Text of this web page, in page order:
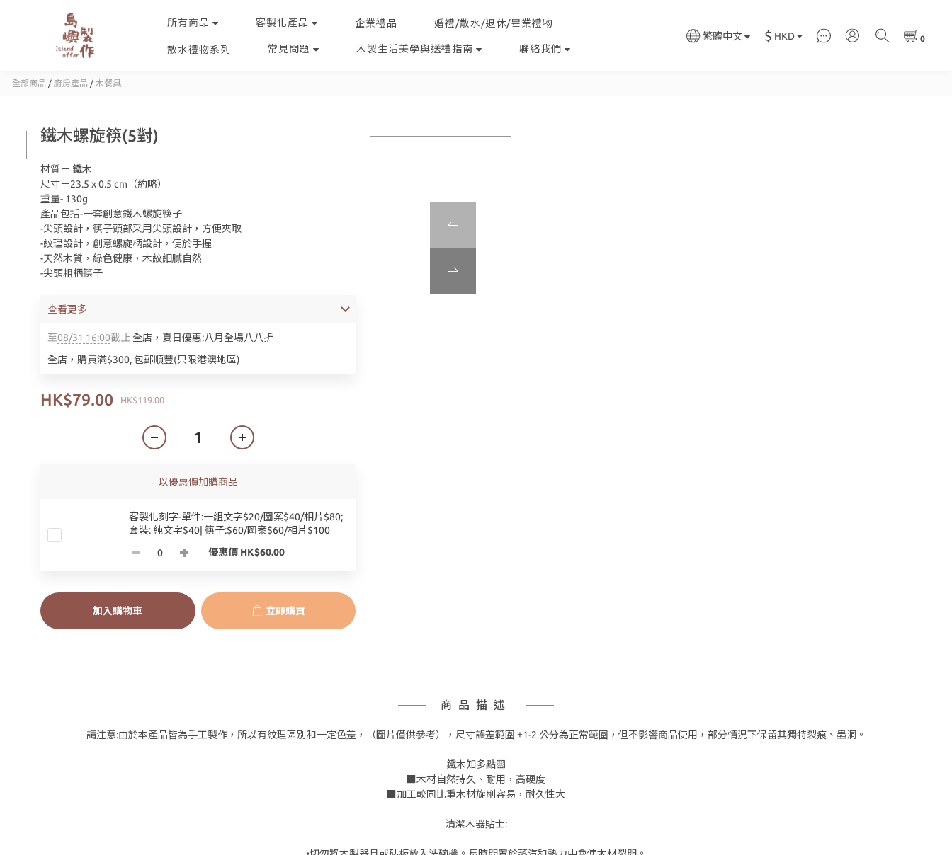
所有商品 客製化產品 企業禮品 婚禮/散水/退休/畢業禮物
散水禮物系列 常見問題 木製生活美學與送禮指南 聯絡我們
繁體中文 $ HKD
全部商品 / 廚房產品 / 木餐具
鐵木螺旋筷(5對)
材質－ 鐵木
尺寸－23.5 x 0.5 cm（約略）
重量- 130g
產品包括-一套創意鐵木螺旋筷子
-尖頭設計，筷子頭部采用尖頭設計，方便夾取
-紋理設計，創意螺旋柄設計，便於手握
-天然木質，綠色健康，木紋細膩自然
-尖頭粗柄筷子
至08/31 16:00截止全店，夏日優惠:八月全場八八折
全店，購買滿$300, 包郵順豐(只限港澳地區)
查看更多
HK$119.00
HK$79.00
以優惠價加購商品
客製化刻字-單件:一組文字$20/圖案$40/相片$80;
套裝: 純文字$40| 筷子:$60/圖案$60/相片$100
優惠價 HK$60.00
加入購物車 立即購買
商品描述
請注意:由於本產品皆為手工製作，所以有紋理區別和一定色差，（圖片僅供參考），尺寸誤差範圍 ±1-2 公分為正常範圍，但不影響商品使用，部分情況下保留其獨特裂痕、蟲洞。
鐵木知多點▧
■木材自然持久、耐用，高硬度
■加工較同比重木材旋削容易，耐久性大
清潔木器貼士: